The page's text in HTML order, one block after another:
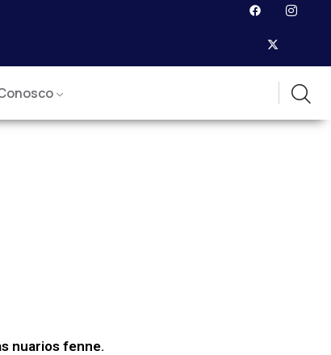
nuarios fenne.